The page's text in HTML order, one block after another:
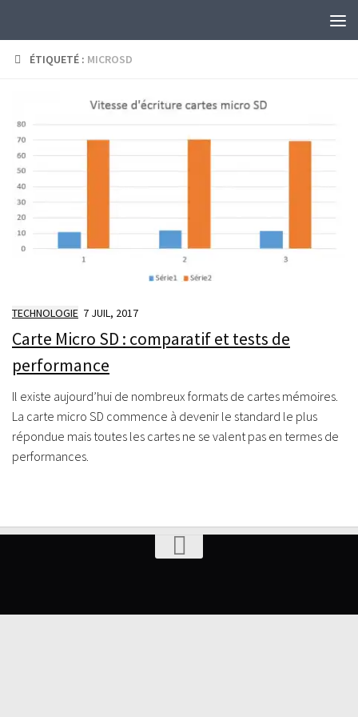
ÉTIQUETÉ : MICROSD
TECHNOLOGIE 7 JUIL, 2017
Carte Micro SD : comparatif et tests de
performance
Il existe aujourd’hui de nombreux formats de cartes mémoires.
La carte micro SD commence à devenir le standard le plus
répondue mais toutes les cartes ne se valent pas en termes de
performances.